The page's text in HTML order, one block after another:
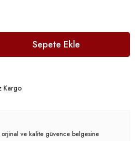
Kargo
ve kalite güvence belgesine